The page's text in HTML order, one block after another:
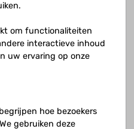
Dat komt door een
beschermt je tegen
bacteriën en virussen) zodat je niet
aanleg voor hebt, maar dat
of wanneer, is niet duidelijk.
om functionaliteiten
interactieve inhoud
uw ervaring op onze
hoe bezoekers
gebruiken deze